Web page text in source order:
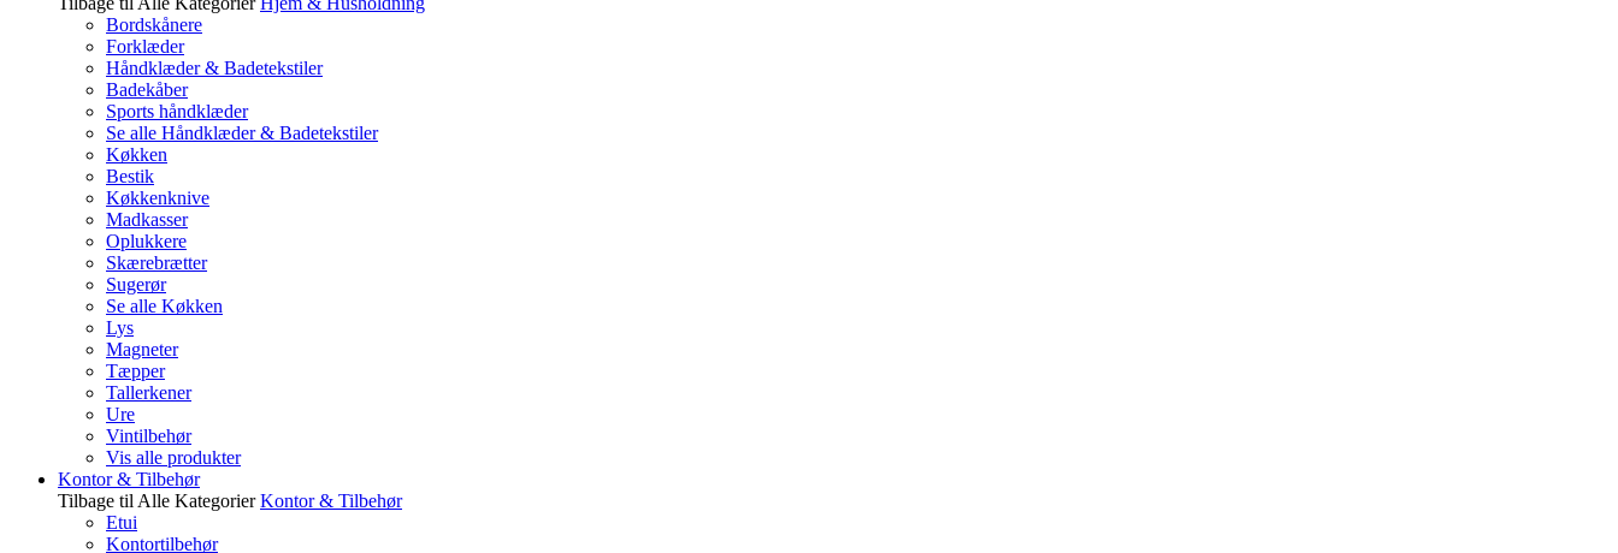
Bordskånere
Forklæder
Håndklæder & Badetekstiler
Badekåber
Sports håndklæder
Se alle Håndklæder & Badetekstiler
Køkken
Bestik
Køkkenknive
Madkasser
Oplukkere
Skærebrætter
Sugerør
Se alle Køkken
Lys
Magneter
Tæpper
Tallerkener
Ure
Vintilbehør
Vis alle produkter
Kontor & Tilbehør
Tilbage til Alle Kategorier Kontor & Tilbehør
Etui
Kontortilbehør